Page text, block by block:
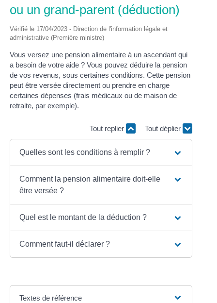
ou un grand-parent (déduction)
Vérifié le 17/04/2023 - Direction de l'information légale et
administrative (Première ministre)
Vous versez une pension alimentaire à unascendant qui
a besoin de votre aide ? Vous pouvez déduire la pension
de vos revenus, sous certaines conditions. Cette pension
peut être versée directement ou prendre en charge
certaines dépenses (frais médicaux ou de maison de
retraite, par exemple).
Tout replier Tout déplier
Quelles sont les conditions à remplir ?
Comment la pension alimentaire doit-elle
être versée ?
Quel est le montant de la déduction ?
Comment faut-il déclarer ?
Textes de référence